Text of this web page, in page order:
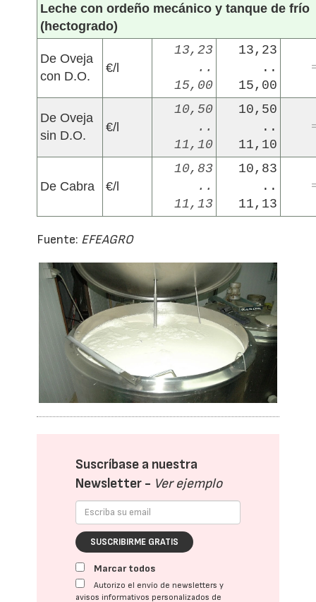
Leche con ordeño mecánico y tanque de frío
(hectogrado)
De Oveja
con D.O.
€/l
13,23
..
15,00
13,23
..
15,00
De Oveja
sin D.O.
€/l
10,50
..
11,10
10,50
..
11,10
De Cabra €/l
10,83
..
11,13
10,83
..
11,13
Fuente: EFEAGRO
Suscríbase a nuestra
Newsletter - Ver ejemplo
SUSCRIBIRME GRATIS
Marcar todos
Autorizo el envío de newsletters y
avisos informativos personalizados de